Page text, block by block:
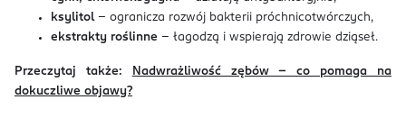
ksylitol– ogranicza rozwój bakterii próchnicotwórczych,
ekstrakty roślinne – łagodzą i wspierają zdrowie dziąseł.
Przeczytaj także:
Nadwrażliwość zębów – co pomaga na
dokuczliwe objawy?